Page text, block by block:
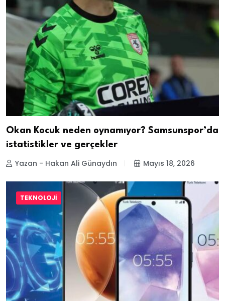
Okan Kocuk neden oynamıyor? Samsunspor’da
istatistikler ve gerçekler
Yazan - Hakan Ali Günaydın Mayıs 18, 2026
TEKNOLOJI